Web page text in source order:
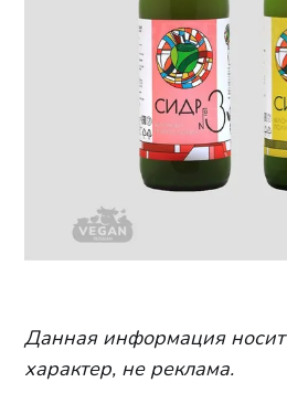
Данная информация
характер, не реклама.